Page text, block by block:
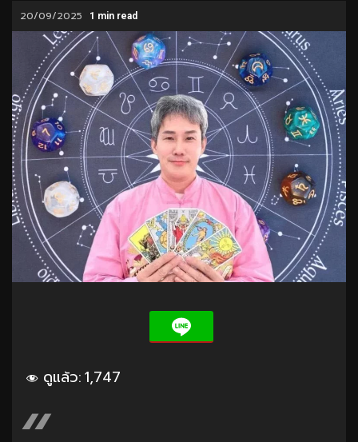
20/09/2025 1 min read
ดูแล้ว:1,747